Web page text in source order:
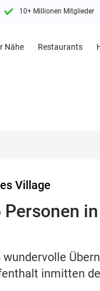
10+ Millionen Mitglieder
Nähe Restaurants
Village
inmitten